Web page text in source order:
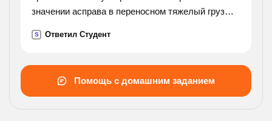
значении асправа в переносном тяжелый груз
нарядный ясный сочный 2 . к данным глаголам
прилагательным мужского и среднего рода в
творительном и предложном падежах дышали ,
S Ответил Студент
Помощь с домашним заданием